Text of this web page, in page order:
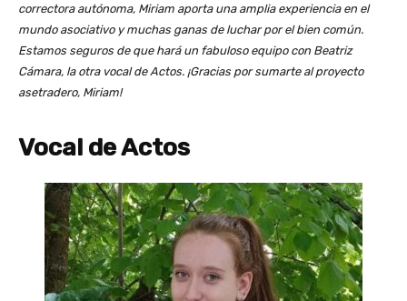
correctora autónoma, Miriam aporta una amplia experiencia en el
mundo asociativo y muchas ganas de luchar por el bien común.
Estamos seguros de que hará un fabuloso equipo con Beatriz
Cámara, la otra vocal de Actos. ¡Gracias por sumarte al proyecto
asetradero, Miriam!
Vocal de Actos